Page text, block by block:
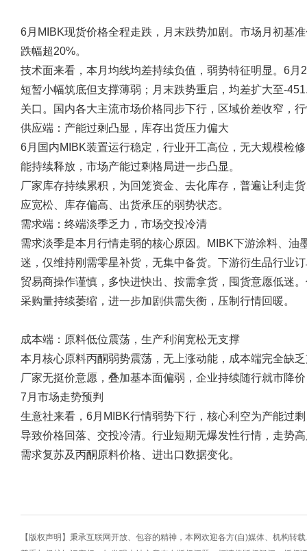
6月MIBK现货价格全程走跌，月末跌势加剧。市场月初基
跌幅超20%。
技术面来看，本月均线均差持续负值，弱势特征明显。6
短暂小幅筑底但支撑薄弱；月末跌势重启，均差扩大至-
关口。国内各大主流市场价格同步下行，区域价差收窄，
供应端：产能过剩凸显，库存出货压力偏大
6月国内MIBK装置运行稳定，行业开工高位，无大规模检
能持续释放，市场产能过剩格局进一步凸显。
厂家库存持续累积，为回笼资金、去化库存，普遍让利走
应宽松、库存偏高、出货承压的弱势状态。
需求端：终端淡季乏力，市场交投冷清
需求淡季是本月行情走弱的核心原因。MIBK下游涂料、油
迷，仅维持刚需零星补货，无集中备货。下游衍生品行业
贸易商操作谨慎，多快进快出、按需拿货，囤货意愿低迷
采购量持续萎缩，进一步加剧供需失衡，压制行情回暖。
成本端：原料低位震荡，生产利润宽松无支撑
本月核心原料丙酮弱势震荡，无上涨动能，成本端完全缺
厂家无挺价意愿，叠加基本面偏弱，企业持续随行就市降
7月市场走势预判
生意社来看，6月MIBK行情弱势下行，核心利空为产能过
导致价格回落、交投冷清。行业短期无爆发性行情，走势
需求复苏及丙酮原料价格、进出口数据变化。
【版权声明】秉承互联网开放、包容的精神，本网欢迎各方(自)媒体、机构转